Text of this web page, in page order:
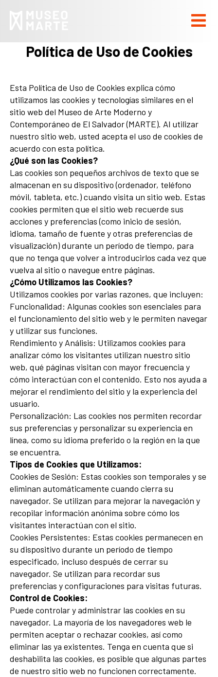
Política de Uso de Cookies
Esta Política de Uso de Cookies explica cómo
utilizamos las cookies y tecnologías similares en el
sitio web del Museo de Arte Moderno y
Contemporáneo de El Salvador (MARTE). Al utilizar
nuestro sitio web, usted acepta el uso de cookies de
acuerdo con esta política.
¿Qué son las Cookies?
Las cookies son pequeños archivos de texto que se
almacenan en su dispositivo (ordenador, teléfono
móvil, tableta, etc.) cuando visita un sitio web. Estas
cookies permiten que el sitio web recuerde sus
acciones y preferencias (como inicio de sesión,
idioma, tamaño de fuente y otras preferencias de
visualización) durante un período de tiempo, para
que no tenga que volver a introducirlos cada vez que
vuelva al sitio o navegue entre páginas.
¿Cómo Utilizamos las Cookies?
Utilizamos cookies por varias razones, que incluyen:
Funcionalidad: Algunas cookies son esenciales para
el funcionamiento del sitio web y le permiten navegar
y utilizar sus funciones.
Rendimiento y Análisis: Utilizamos cookies para
analizar cómo los visitantes utilizan nuestro sitio
web, qué páginas visitan con mayor frecuencia y
cómo interactúan con el contenido. Esto nos ayuda a
mejorar el rendimiento del sitio y la experiencia del
usuario.
Personalización: Las cookies nos permiten recordar
sus preferencias y personalizar su experiencia en
línea, como su idioma preferido o la región en la que
se encuentra.
Tipos de Cookies que Utilizamos:
Cookies de Sesión: Estas cookies son temporales y se
eliminan automáticamente cuando cierra su
navegador. Se utilizan para mejorar la navegación y
recopilar información anónima sobre cómo los
visitantes interactúan con el sitio.
Cookies Persistentes: Estas cookies permanecen en
su dispositivo durante un período de tiempo
especificado, incluso después de cerrar su
navegador. Se utilizan para recordar sus
preferencias y configuraciones para visitas futuras.
Control de Cookies:
Puede controlar y administrar las cookies en su
navegador. La mayoría de los navegadores web le
permiten aceptar o rechazar cookies, así como
eliminar las ya existentes. Tenga en cuenta que si
deshabilita las cookies, es posible que algunas partes
de nuestro sitio web no funcionen correctamente.